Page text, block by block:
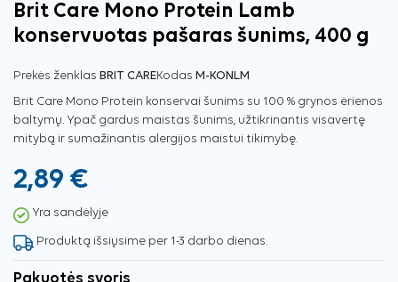
Brit Care Mono Protein Lamb
konservuotas pašaras šunims, 400 g
Prekės ženklas BRIT CAREKodas M-KONLM
Brit Care Mono Protein konservai šunims su 100 % grynos ėrienos
baltymų. Ypač gardus maistas šunims, užtikrinantis visavertę
mitybą ir sumažinantis alergijos maistui tikimybę.
2,89 €
Yra sandėlyje
Produktą išsiųsime per 1-3 darbo dienas.